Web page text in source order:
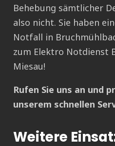
Behebung sämtlicher
also nicht. Sie haben
Notfall in
zum Elektro Notdienst
Miesau!
Rufen Sie uns an und
unserem schnellen
Weitere